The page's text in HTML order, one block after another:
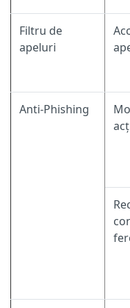
Filtru de
apeluri
Anti-Phishing